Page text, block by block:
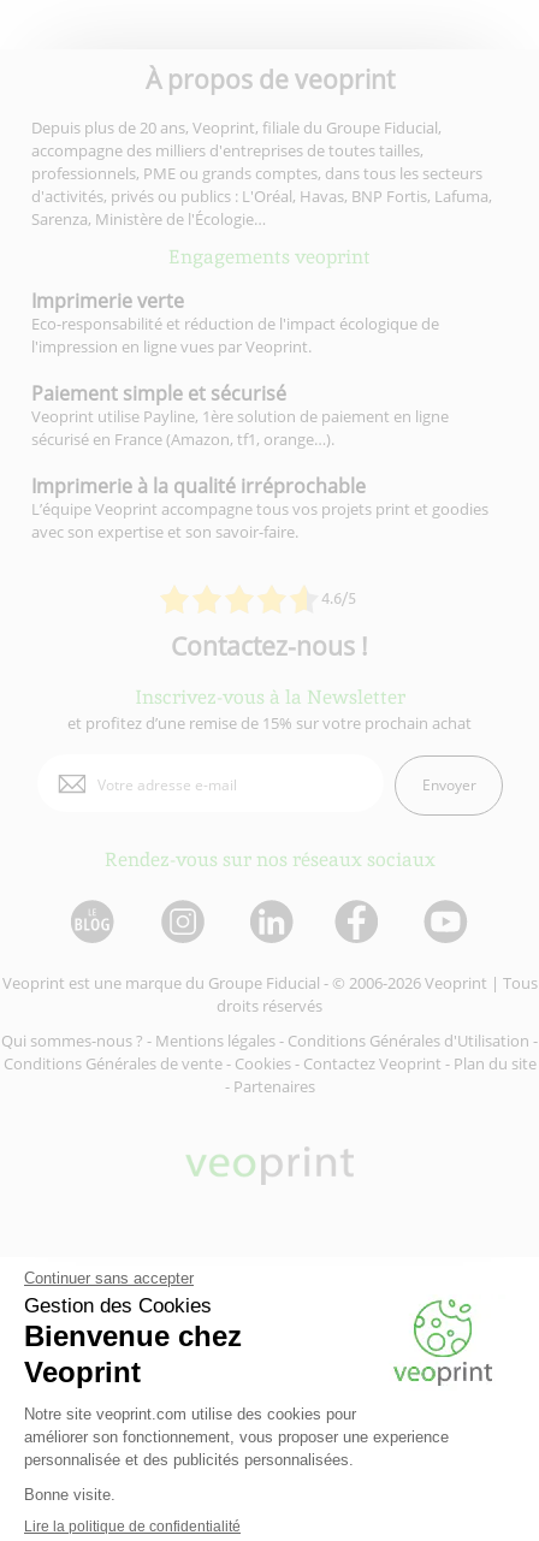
À propos de veoprint
Depuis plus de 20 ans, Veoprint, filiale du Groupe Fiducial,
accompagne des milliers d'entreprises de toutes tailles,
professionnels, PME ou grands comptes, dans tous les secteurs
d'activités, privés ou publics : L'Oréal, Havas, BNP Fortis, Lafuma,
Sarenza, Ministère de l'Écologie…
Engagements veoprint
4.6/5
Imprimerieverte
Eco-responsabilité et réduction de l'impact écologique de
l'impression en ligne vues par Veoprint.
Paiement simple et sécurisé
Veoprint utilise Payline, 1ère solution de paiement en ligne
sécurisé en France (Amazon, tf1, orange…).
Imprimerie à la qualité irréprochable
L’équipe Veoprint accompagne tous vos projets print et goodies
avec son expertise et son savoir-faire.
Contactez-nous !
Inscrivez-vous à la Newsletter
et profitez d’une remise de 15% sur votre prochain achat
Envoyer
Rendez-vous sur nos réseaux sociaux
Veoprint est une marque du Groupe Fiducial - © 2006-2026 Veoprint | Tous
droits réservés
Qui sommes-nous ? - Mentions légales- Conditions Générales d'Utilisation -
Conditions Générales de vente- Cookies- Contactez Veoprint - Plan du site
- Partenaires